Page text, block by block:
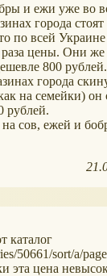
и ежи уже во
города
по всей
цены. Они же
800
города
на семейки) он
рублей.
сов, ежей и
каталог
50661/sort/a/
эта цена